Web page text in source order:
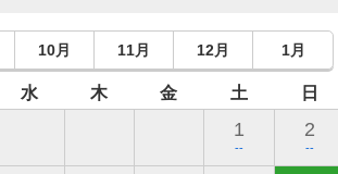
10月 11月 12月 1月
水 木 金 土 日
1
--
2
--